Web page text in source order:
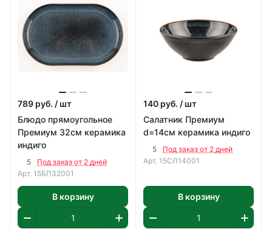
789 руб. / шт
Блюдо прямоугольное
Премиум 32см керамика
индиго
5
Под заказ от 2 дней
Арт. 15БП32001
В корзину
140 руб. / шт
Салатник Премиум
d=14см керамика индиго
5
Под заказ от 2 дней
Арт. 15СЛ14001
В корзину